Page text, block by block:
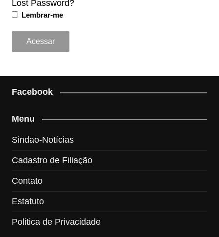
Lost Password?
Lembrar-me
Facebook
Menu
Sindao-Notícias
Cadastro de Filiação
Contato
Estatuto
Politica de Privacidade